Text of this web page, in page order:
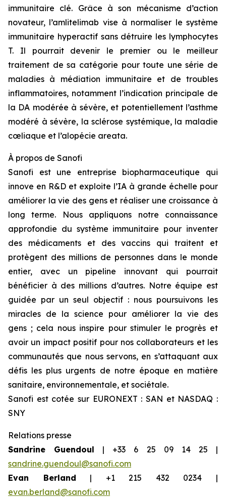
immunitaire clé. Grâce à son mécanisme d’action
novateur, l’amlitelimab vise à normaliser le système
immunitaire hyperactif sans détruire les lymphocytes
T. Il pourrait devenir le premier ou le meilleur
traitement de sa catégorie pour toute une série de
maladies à médiation immunitaire et de troubles
inflammatoires, notamment l’indication principale de
la DA modérée à sévère, et potentiellement l’asthme
modéré à sévère, la sclérose systémique, la maladie
cœliaque et l’alopécie areata.
À propos de Sanofi
Sanofi est une entreprise biopharmaceutique qui
innove en R&D et exploite l’IA à grande échelle pour
améliorer la vie des gens et réaliser une croissance à
long terme. Nous appliquons notre connaissance
approfondie du système immunitaire pour inventer
des médicaments et des vaccins qui traitent et
protègent des millions de personnes dans le monde
entier, avec un pipeline innovant qui pourrait
bénéficier à des millions d’autres. Notre équipe est
guidée par un seul objectif : nous poursuivons les
miracles de la science pour améliorer la vie des
gens ; cela nous inspire pour stimuler le progrès et
avoir un impact positif pour nos collaborateurs et les
communautés que nous servons, en s’attaquant aux
défis les plus urgents de notre époque en matière
sanitaire, environnementale, et sociétale.
Sanofi est cotée sur EURONEXT : SAN et NASDAQ :
SNY
Relations presse
Sandrine Guendoul | +33 6 25 09 14 25 |
sandrine.guendoul@sanofi.com
Evan Berland | +1 215 432 0234 |
evan.berland@sanofi.com